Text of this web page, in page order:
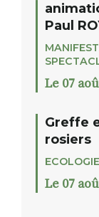
Paul
Le 07
Greffe
rosiers
ECOLOGIE
Le 07